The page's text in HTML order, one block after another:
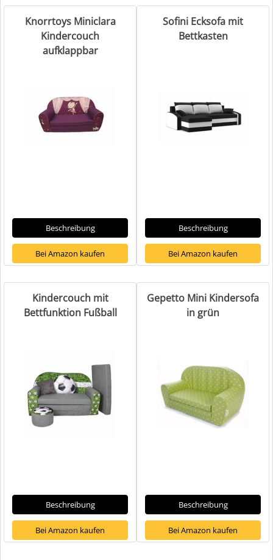
Knorrtoys Miniclara
Kindercouch
aufklappbar
Beschreibung
Bei Amazon kaufen
Sofini Ecksofa mit
Bettkasten
Beschreibung
Bei Amazon kaufen
Kindercouch mit
Bettfunktion Fußball
Beschreibung
Bei Amazon kaufen
Gepetto Mini Kindersofa
in grün
Beschreibung
Bei Amazon kaufen